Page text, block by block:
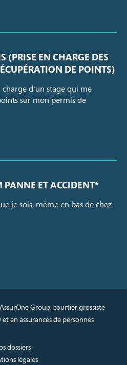
(PRISE EN CHARGE DES
DE POINTS)
d'un stage qui me
sur mon permis de
PANNE ET ACCIDENT*
je sois, même en bas de chez
Group, courtier grossiste
en assurances de personnes
dossiers
légales